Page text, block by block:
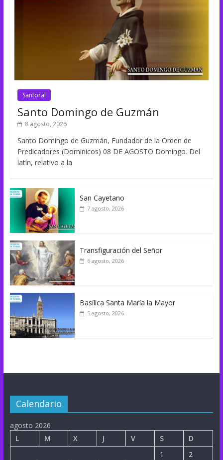
Santoral
Santo Domingo de Guzmán
8 agosto, 2026
Santo Domingo de Guzmán, Fundador de la Orden de
Predicadores (Dominicos) 08 DE AGOSTO Domingo. Del
latín, relativo a la
San Cayetano
7 agosto, 2026
Transfiguración del Señor
6 agosto, 2026
Basílica Santa María la Mayor
5 agosto, 2026
Calendario
agosto 2026
L
M X J V S
D
1
2